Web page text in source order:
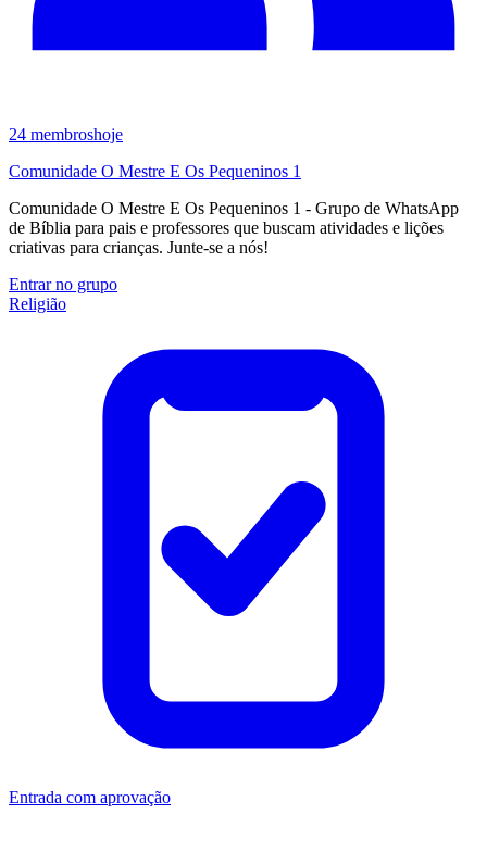
24 membroshoje
Comunidade O Mestre E Os Pequeninos 1
Comunidade O Mestre E Os Pequeninos 1 - Grupo de WhatsApp
de Bíblia para pais e professores que buscam atividades e lições
criativas para crianças. Junte-se a nós!
Entrar no grupo
Religião
Entrada com aprovação